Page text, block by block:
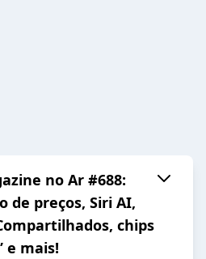
no Ar #688:
de preços, Siri AI,
chips
e mais!